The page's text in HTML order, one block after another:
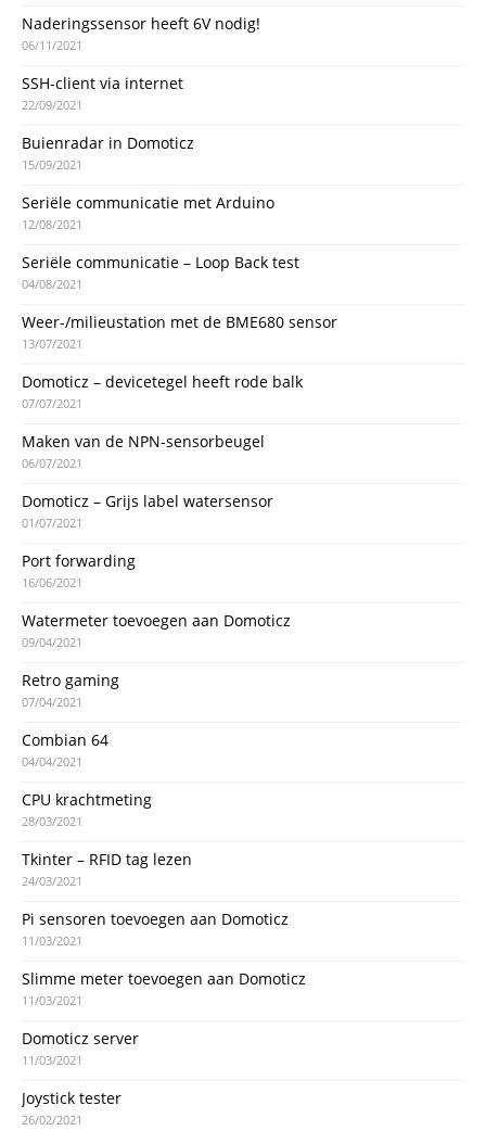
Naderingssensor heeft 6V nodig!
06/11/2021
SSH-client via internet
22/09/2021
Buienradar in Domoticz
15/09/2021
Seriële communicatie met Arduino
12/08/2021
Seriële communicatie – Loop Back test
04/08/2021
Weer-/milieustation met de BME680 sensor
13/07/2021
Domoticz – devicetegel heeft rode balk
07/07/2021
Maken van de NPN-sensorbeugel
06/07/2021
Domoticz – Grijs label watersensor
01/07/2021
Port forwarding
16/06/2021
Watermeter toevoegen aan Domoticz
09/04/2021
Retro gaming
07/04/2021
Combian 64
04/04/2021
CPU krachtmeting
28/03/2021
Tkinter – RFID tag lezen
24/03/2021
Pi sensoren toevoegen aan Domoticz
11/03/2021
Slimme meter toevoegen aan Domoticz
11/03/2021
Domoticz server
11/03/2021
Joystick tester
26/02/2021